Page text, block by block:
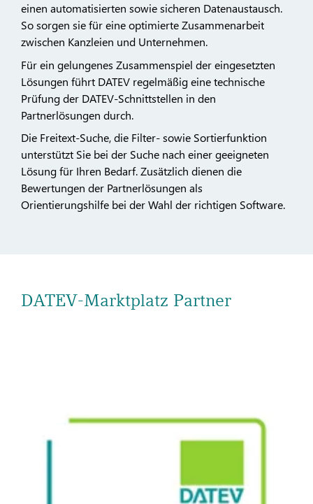
einen automatisierten sowie sicheren Datenaustausch.
So sorgen sie für eine optimierte Zusammenarbeit
zwischen Kanzleien und Unternehmen.
Für ein gelungenes Zusammenspiel der eingesetzten
Lösungen führt DATEV regelmäßig eine technische
Prüfung der DATEV-Schnittstellen in den
Partnerlösungen durch.
Die Freitext-Suche, die Filter- sowie Sortierfunktion
unterstützt Sie bei der Suche nach einer geeigneten
Lösung für Ihren Bedarf. Zusätzlich dienen die
Bewertungen der Partnerlösungen als
Orientierungshilfe bei der Wahl der richtigen Software.
DATEV-Marktplatz Partner